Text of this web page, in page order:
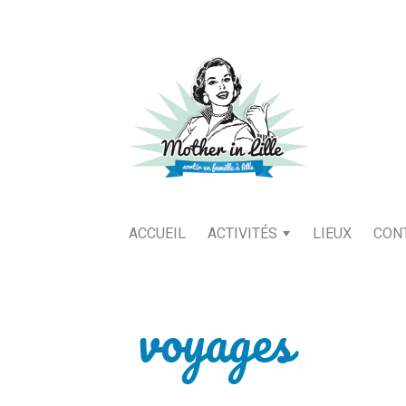
ACCUEIL ACTIVITÉS LIEUX
voyages